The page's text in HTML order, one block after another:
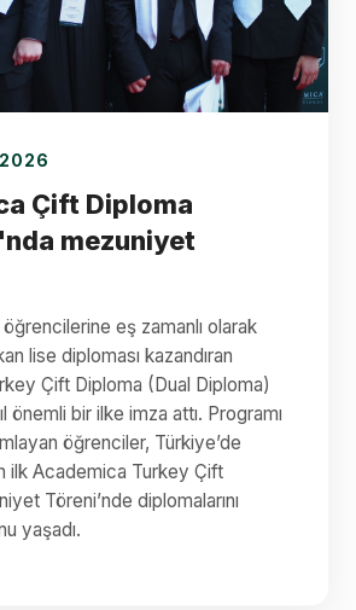
Çift Diploma
mezuniyet
eş zamanlı olarak
lise diploması kazandıran
Çift Diploma (Dual Diploma)
önemli bir ilke imza attı. Programı
öğrenciler, Türkiye’de
ilk Academica Turkey Çift
Töreni’nde diplomalarını
yaşadı.